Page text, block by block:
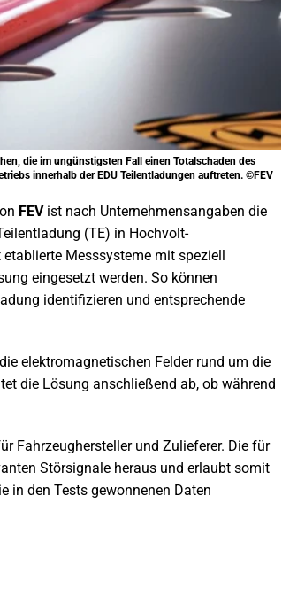
die im ungünstigsten Fall einen Totalschaden des
innerhalb der EDU Teilentladungen auftreten. ©FEV
FEVist nach Unternehmensangaben die
(TE) in Hochvolt-
Messsysteme mit speziell
eingesetzt werden. So können
identifizieren und entsprechende
elektromagnetischen Felder rund um die
die Lösung anschließend ab, ob während
Fahrzeughersteller und Zulieferer. Die für
Störsignale heraus und erlaubt somit
in den Tests gewonnenen Daten